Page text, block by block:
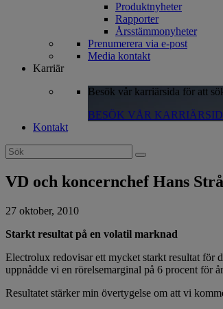
Produktnyheter
Rapporter
Årsstämmonyheter
Prenumerera via e-post
Media kontakt
Karriär
Besök vår karriärsida för att
BESÖK VÅR
Kontakt
Search
for:
VD och koncernchef Hans
27 oktober, 2010
Starkt resultat på en volatil marknad
Electrolux redovisar ett mycket starkt resultat för
uppnådde vi en rörelsemarginal på 6 procent för
Resultatet stärker min övertygelse om att vi